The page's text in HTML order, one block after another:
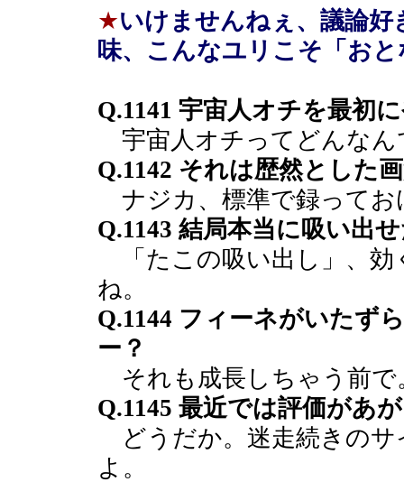
★いけませんねぇ、議論
味、こんなユリこそ「お
Q.1141 宇宙人オチを最初
宇宙人オチってどんなん
Q.1142 それは歴然とした
ナジカ、標準で録ってお
Q.1143 結局本当に吸い出
「たこの吸い出し」、効
ね。
Q.1144 フィーネがいたず
ー？
それも成長しちゃう前で
Q.1145 最近では評価があ
どうだか。迷走続きのサ
よ。